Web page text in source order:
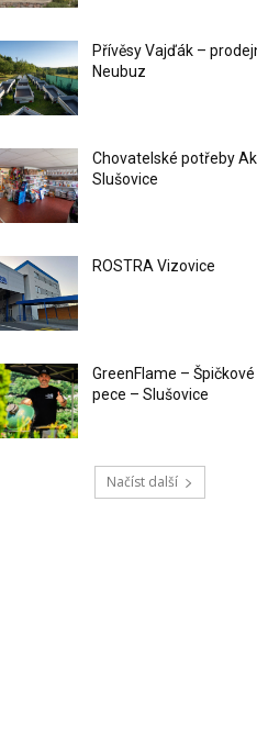
Přívěsy Vajďák –
Neubuz
Chovatelské potřeby
Slušovice
ROSTRA Vizovice
GreenFlame – Špičkové
pece – Slušovice
Načíst další